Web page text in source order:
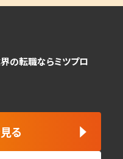
の転職ならミツプロ
る